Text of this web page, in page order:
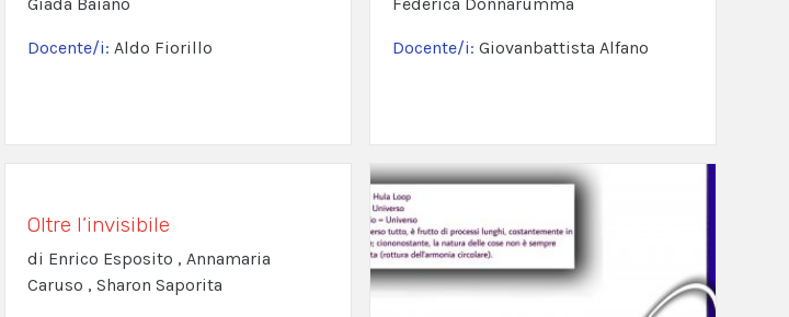
Docente/i: Aldo Fiorillo Docente/i: Giovanbattista Alfano
Oltre l’invisibile
di Enrico Esposito , Annamaria
Caruso , Sharon Saporita